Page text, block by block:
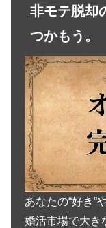
非モテ脱却
つかもう。
あなたの“好き”
婚活市場で大き